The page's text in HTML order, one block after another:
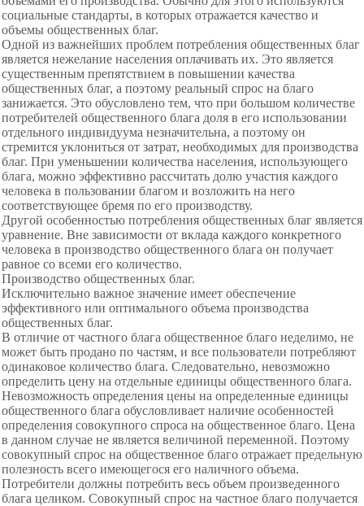
социальные стандарты, в которых отражается качество и
объемы общественных благ.
Одной из важнейших проблем потребления общественных благ
является нежелание населения оплачивать их. Это является
существенным препятствием в повышении качества
общественных благ, а поэтому реальный спрос на благо
занижается. Это обусловлено тем, что при большом количестве
потребителей общественного блага доля в его использовании
отдельного индивидуума незначительна, а поэтому он
стремится уклониться от затрат, необходимых для производства
благ. При уменьшении количества населения, использующего
блага, можно эффективно рассчитать долю участия каждого
человека в пользовании благом и возложить на него
соответствующее бремя по его производству.
Другой особенностью потребления общественных благ является
уравнение. Вне зависимости от вклада каждого конкретного
человека в производство общественного блага он получает
равное со всеми его количество.
Производство общественных благ.
Исключительно важное значение имеет обеспечение
эффективного или оптимального объема производства
общественных благ.
В отличие от частного блага общественное благо неделимо, не
может быть продано по частям, и все пользователи потребляют
одинаковое количество блага. Следовательно, невозможно
определить цену на отдельные единицы общественного блага.
Невозможность определения цены на определенные единицы
общественного блага обусловливает наличие особенностей
определения совокупного спроса на общественное благо. Цена
в данном случае не является величиной переменной. Поэтому
совокупный спрос на общественное благо отражает предельную
полезность всего имеющегося его наличного объема.
Потребители должны потребить весь объем произведенного
блага целиком. Совокупный спрос на частное благо получается